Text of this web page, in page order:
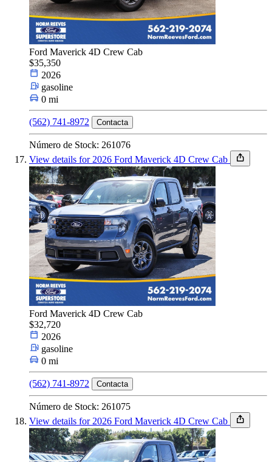
Ford Maverick 4D Crew Cab
$35,350
2026
gasoline
0 mi
(562) 741-8972 Contacta
Número de Stock: 261076
View details for 2026 Ford Maverick 4D Crew Cab
Ford Maverick 4D Crew Cab
$32,720
2026
gasoline
0 mi
(562) 741-8972 Contacta
Número de Stock: 261075
View details for 2026 Ford Maverick 4D Crew Cab